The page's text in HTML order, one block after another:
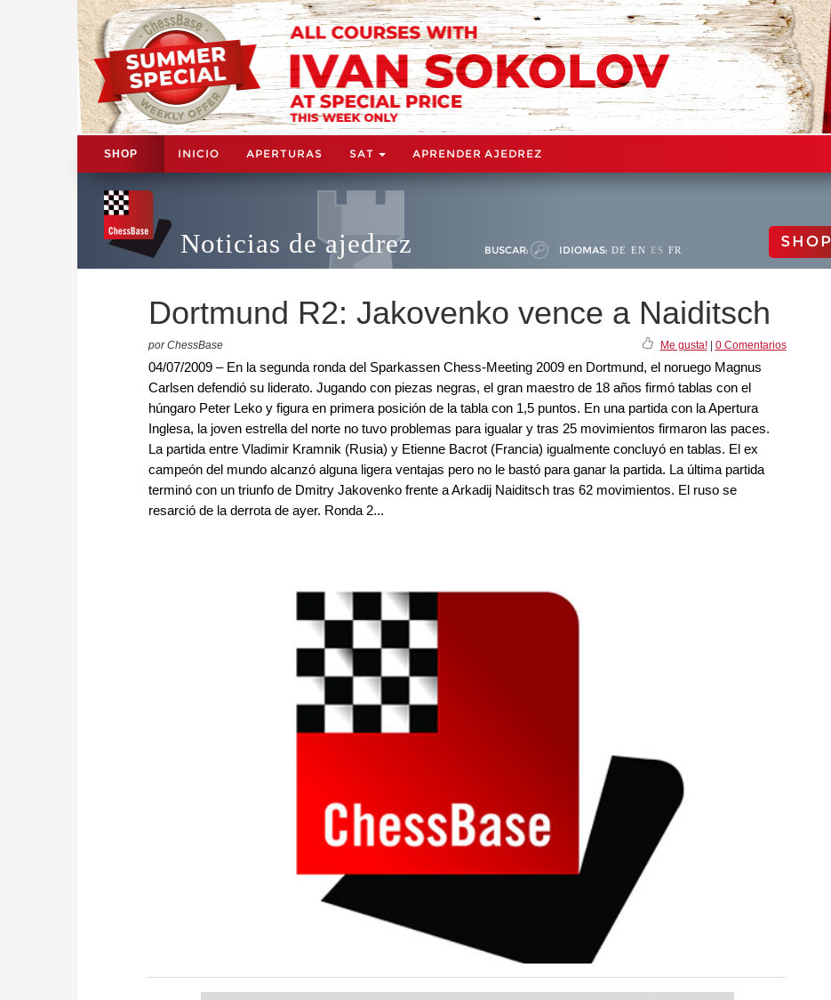
SHOP INICIO APERTURAS SAT APRENDER AJEDREZ
Noticias de ajedrez BUSCAR: IDIOMAS: DE EN ES FR SHOP
Dortmund R2: Jakovenko vence a Naiditsch
por ChessBase Me gusta!| 0 Comentarios
04/07/2009 – En la segunda ronda del Sparkassen Chess-Meeting 2009 en Dortmund, el noruego Magnus
Carlsen defendió su liderato. Jugando con piezas negras, el gran maestro de 18 años firmó tablas con el
húngaro Peter Leko y figura en primera posición de la tabla con 1,5 puntos. En una partida con la Apertura
Inglesa, la joven estrella del norte no tuvo problemas para igualar y tras 25 movimientos firmaron las paces.
La partida entre Vladimir Kramnik (Rusia) y Etienne Bacrot (Francia) igualmente concluyó en tablas. El ex
campeón del mundo alcanzó alguna ligera ventajas pero no le bastó para ganar la partida. La última partida
terminó con un triunfo de Dmitry Jakovenko frente a Arkadij Naiditsch tras 62 movimientos. El ruso se
resarció de la derrota de ayer. Ronda 2...